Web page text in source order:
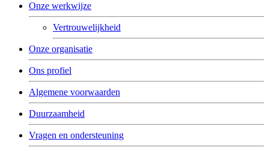
Onze werkwijze
Vertrouwelijkheid
Onze organisatie
Ons profiel
Algemene voorwaarden
Duurzaamheid
Vragen en ondersteuning